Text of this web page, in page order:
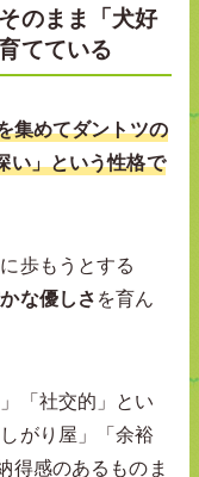
のまま「犬好
てている
集めてダントツの
い」という性格で
歩もうとする
な優しさを育ん
「社交的」とい
がり屋」「余裕
得感のあるものま